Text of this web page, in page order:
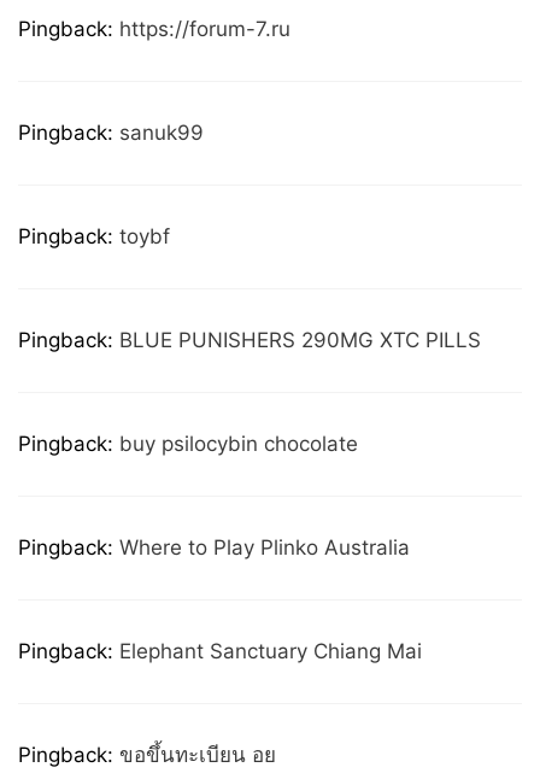
Pingback: https://forum-7.ru
Pingback: sanuk99
Pingback: toybf
Pingback: BLUE PUNISHERS 290MG XTC PILLS
Pingback: buy psilocybin chocolate
Pingback: Where to Play Plinko Australia
Pingback: Elephant Sanctuary Chiang Mai
Pingback: ขอขึ้นทะเบียน อย